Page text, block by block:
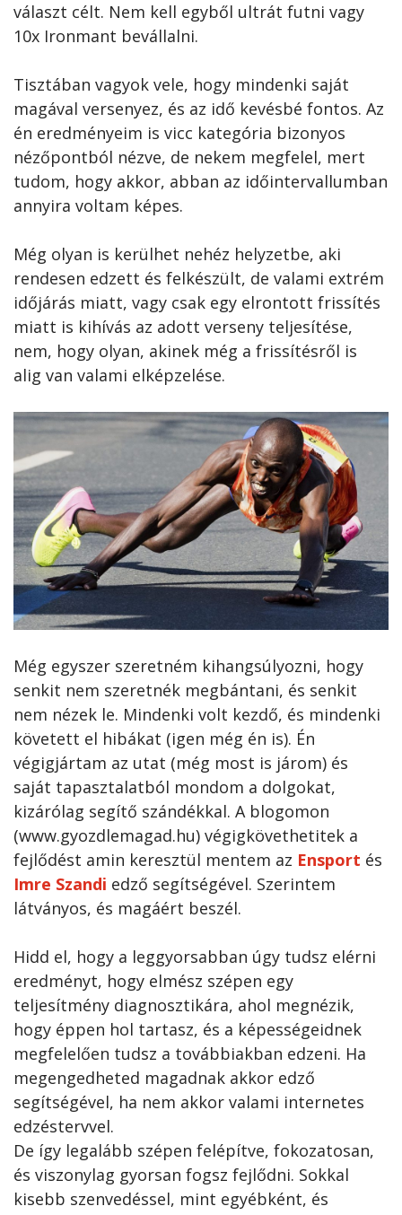
választ célt. Nem kell egyből ultrát futni vagy
10x Ironmant bevállalni.
Tisztában vagyok vele, hogy mindenki saját
magával versenyez, és az idő kevésbé fontos. Az
én eredményeim is vicc kategória bizonyos
nézőpontból nézve, de nekem megfelel, mert
tudom, hogy akkor, abban az időintervallumban
annyira voltam képes.
Még olyan is kerülhet nehéz helyzetbe, aki
rendesen edzett és felkészült, de valami extrém
időjárás miatt, vagy csak egy elrontott frissítés
miatt is kihívás az adott verseny teljesítése,
nem, hogy olyan, akinek még a frissítésről is
alig van valami elképzelése.
Még egyszer szeretném kihangsúlyozni, hogy
senkit nem szeretnék megbántani, és senkit
nem nézek le. Mindenki volt kezdő, és mindenki
követett el hibákat (igen még én is). Én
végigjártam az utat (még most is járom) és
saját tapasztalatból mondom a dolgokat,
kizárólag segítő szándékkal. A blogomon
(www.gyozdlemagad.hu) végigkövethetitek a
fejlődést amin keresztül mentem az Ensport és
Imre Szandi edző segítségével. Szerintem
látványos, és magáért beszél.
Hidd el, hogy a leggyorsabban úgy tudsz elérni
eredményt, hogy elmész szépen egy
teljesítmény diagnosztikára, ahol megnézik,
hogy éppen hol tartasz, és a képességeidnek
megfelelően tudsz a továbbiakban edzeni. Ha
megengedheted magadnak akkor edző
segítségével, ha nem akkor valami internetes
edzéstervvel.
De így legalább szépen felépítve, fokozatosan,
és viszonylag gyorsan fogsz fejlődni. Sokkal
kisebb szenvedéssel, mint egyébként, és